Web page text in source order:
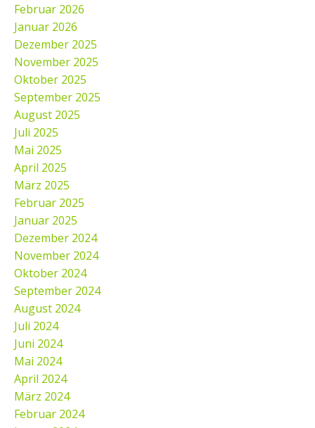
Februar 2026
Januar 2026
Dezember 2025
November 2025
Oktober 2025
September 2025
August 2025
Juli 2025
Mai 2025
April 2025
März 2025
Februar 2025
Januar 2025
Dezember 2024
November 2024
Oktober 2024
September 2024
August 2024
Juli 2024
Juni 2024
Mai 2024
April 2024
März 2024
Februar 2024